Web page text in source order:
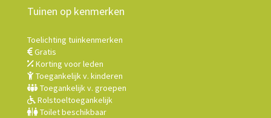
Tuinen op kenmerken
Toelichting tuinkenmerken
Gratis
Korting voor leden
Toegankelijk v. kinderen
Toegankelijk v. groepen
Rolstoeltoegankelijk
Toilet beschikbaar